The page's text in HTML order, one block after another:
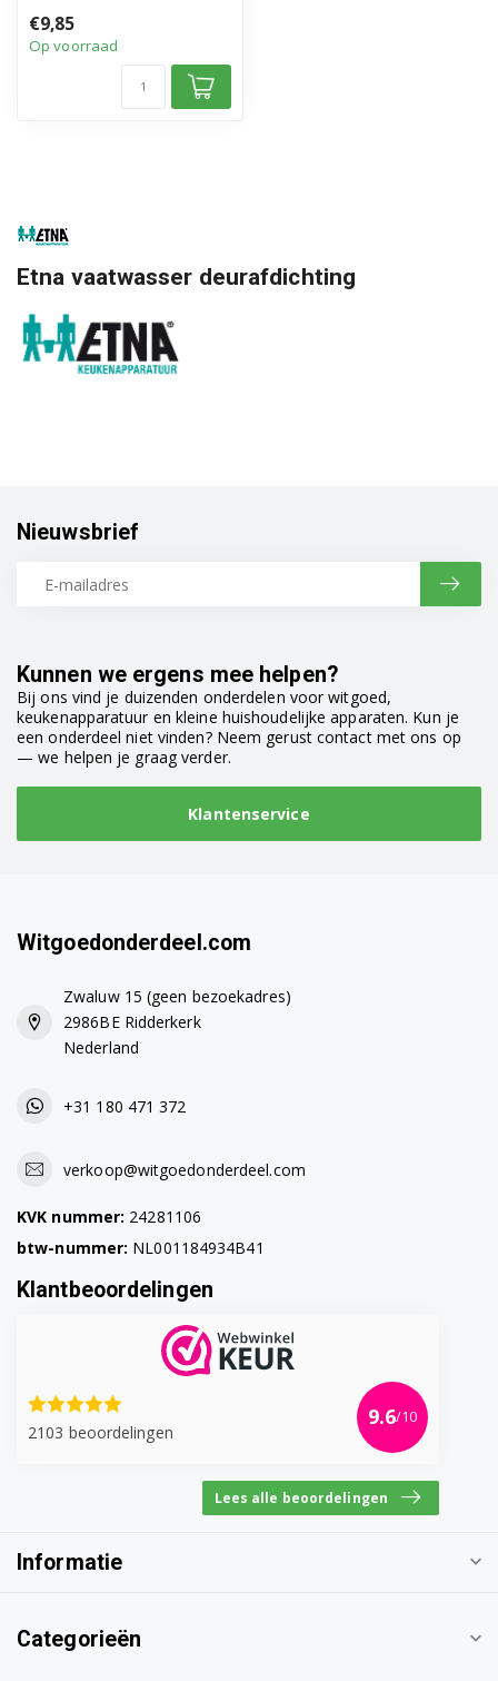
voor origine...
€9,85
Op voorraad
Etna vaatwasser deurafdichting
Kunnen we ergens mee helpen?
Bij ons vind je duizenden onderdelen voor witgoed,
keukenapparatuur en kleine huishoudelijke apparaten. Kun je
een onderdeel niet vinden? Neem gerust contact met ons op
— we helpen je graag verder.
Klantenservice
Nieuwsbrief
Witgoedonderdeel.com
Zwaluw 15 (geen bezoekadres)
2986BE Ridderkerk
Nederland
+31 180 471 372
verkoop@witgoedonderdeel.com
KVK nummer: 24281106
btw-nummer: NL001184934B41
Klantbeoordelingen
2103 beoordelingen
9.6/10
Lees alle beoordelingen
Informatie
Categorieën